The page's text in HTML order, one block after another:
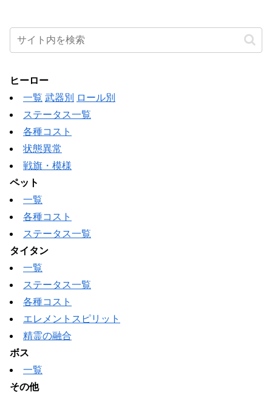
ヒーロー
一覧 武器別
ロール別
ステータス一覧
各種コスト
状態異常
戦旗・模様
ペット
一覧
各種コスト
ステータス一覧
タイタン
一覧
ステータス一覧
各種コスト
エレメントスピリット
精霊の融合
ボス
一覧
その他